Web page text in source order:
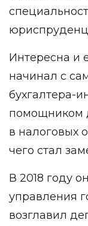
Интересна и
начинал с
бухгалтера-
помощником
в налоговых
чего стал
В 2018 году
управления
возглавил